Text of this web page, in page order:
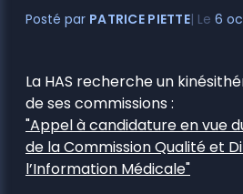
PATRICE PIETTE 6
La HAS recherche un
de ses commissions :
"Appel à candidature en vue
de la Commission Qualité et
l’Information Médicale"